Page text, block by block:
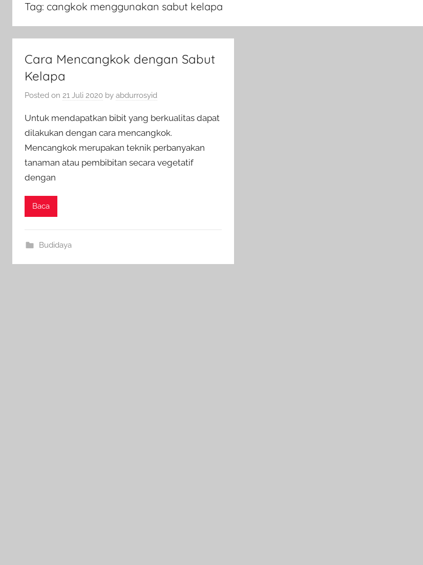
Tag: cangkok menggunakan sabut kelapa
Cara Mencangkok dengan Sabut
Kelapa
Posted on 21 Juli 2020 by abdurrosyid
Untuk mendapatkan bibit yang berkualitas dapat
dilakukan dengan cara mencangkok.
Mencangkok merupakan teknik perbanyakan
tanaman atau pembibitan secara vegetatif
dengan
Baca
Budidaya